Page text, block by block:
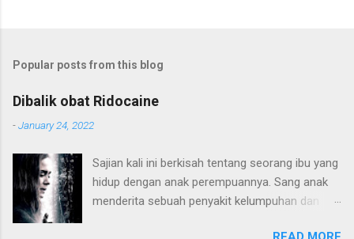
Popular posts from this blog
Dibalik obat Ridocaine
-January 24, 2022
Sajian kali ini berkisah tentang seorang ibu yang
hidup dengan anak perempuannya. Sang anak
menderita sebuah penyakit kelumpuhan dan